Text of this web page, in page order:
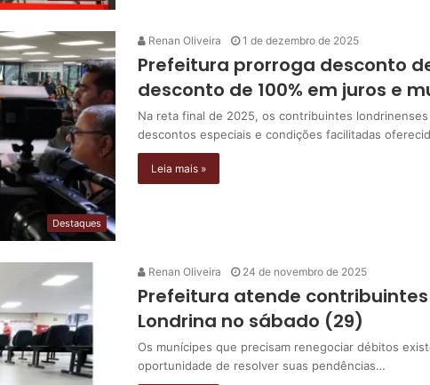
Destaques
Renan Oliveira 1 de dezembro de 2025
Prefeitura prorroga desconto
desconto de 100% em juros e
Na reta final de 2025, os contribuintes
descontos especiais e condições facilitadas
Leia mais »
Renan Oliveira 24 de novembro de 2025
Prefeitura atende
Londrina no sábado (29)
Os munícipes que precisam renegociar débitos
oportunidade de resolver suas pendências…